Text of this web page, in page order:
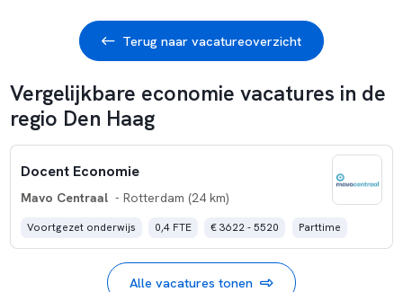
Terug naar vacatureoverzicht
Vergelijkbare economie vacatures in de
regio Den Haag
Docent Economie
Mavo Centraal - Rotterdam (24 km)
Voortgezet onderwijs 0,4 FTE € 3622 - 5520 Parttime
Alle vacatures tonen